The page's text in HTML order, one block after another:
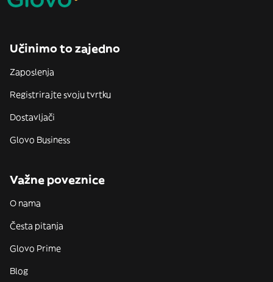
Učinimo to zajedno
Zaposlenja
Registrirajte svoju tvrtku
Dostavljači
Glovo Business
Važne poveznice
O nama
Česta pitanja
Glovo Prime
Blog